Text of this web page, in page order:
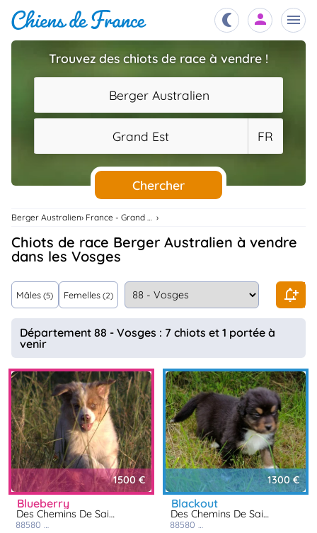
Chiots
Éleveurs
Étalons
Chiens
Services
..
Assurances
Connexion
Trouvez des chiots de race à vendre !
Berger Australien
Grand Est FR
Chercher
Berger Australien France - Grand Est
Chiots de race Berger Australien à vendre
dans les Vosges
Mâles (5) Femelles (2)
Département 88 - Vosges : 7 chiots et 1 portée à
venir
1500 €
blueberry
Des Chemins De Saint François
88580
1300 €
blackout
Des Chemins De Saint François
88580